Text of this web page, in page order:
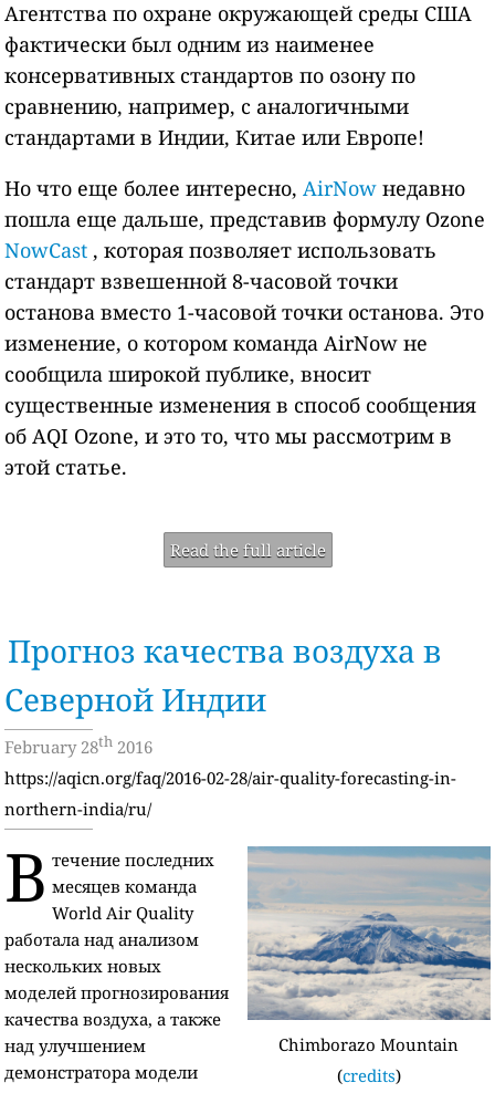
Агентства по охране окружающей среды США
фактически был одним из наименее
консервативных стандартов по озону по
сравнению, например, с аналогичными
стандартами в Индии, Китае или Европе!
Но что еще более интересно,AirNow недавно
пошла еще дальше, представив формулу Ozone
NowCast , которая позволяет использовать
стандарт взвешенной 8-часовой точки
останова вместо 1-часовой точки останова. Это
изменение, о котором команда AirNow не
сообщила широкой публике, вносит
существенные изменения в способ сообщения
об AQI Ozone, и это то, что мы рассмотрим в
этой статье.
Read the full article
Прогноз качества воздуха в
Северной Индии
February 28th 2016
https://aqicn.org/faq/2016-02-28/air-quality-forecasting-in-
northern-india/ru/
Chimborazo Mountain
(credits)
В течение последних
месяцев команда
World Air Quality
работала над анализом
нескольких новых
моделей прогнозирования
качества воздуха, а также
над улучшением
демонстратора модели